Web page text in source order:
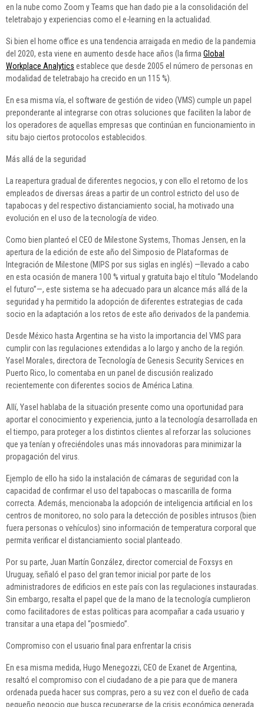
en la nube como Zoom y Teams que han dado pie a la consolidación del
teletrabajo y experiencias como el e-learning en la actualidad.
Si bien el home office es una tendencia arraigada en medio de la pandemia
del 2020, esta viene en aumento desde hace años (la firma Global
Workplace Analytics establece que desde 2005 el número de personas en
modalidad de teletrabajo ha crecido en un 115 %).
En esa misma vía, el software de gestión de video (VMS) cumple un papel
preponderante al integrarse con otras soluciones que faciliten la labor de
los operadores de aquellas empresas que continúan en funcionamiento in
situ bajo ciertos protocolos establecidos.
Más allá de la seguridad
La reapertura gradual de diferentes negocios, y con ello el retorno de los
empleados de diversas áreas a partir de un control estricto del uso de
tapabocas y del respectivo distanciamiento social, ha motivado una
evolución en el uso de la tecnología de video.
Como bien planteó el CEO de Milestone Systems, Thomas Jensen, en la
apertura de la edición de este año del Simposio de Plataformas de
Integración de Milestone (MIPS por sus siglas en inglés) —llevado a cabo
en esta ocasión de manera 100 % virtual y gratuita bajo el título “Modelando
el futuro”—, este sistema se ha adecuado para un alcance más allá de la
seguridad y ha permitido la adopción de diferentes estrategias de cada
socio en la adaptación a los retos de este año derivados de la pandemia.
Desde México hasta Argentina se ha visto la importancia del VMS para
cumplir con las regulaciones extendidas a lo largo y ancho de la región.
Yasel Morales, directora de Tecnología de Genesis Security Services en
Puerto Rico, lo comentaba en un panel de discusión realizado
recientemente con diferentes socios de América Latina.
Allí, Yasel hablaba de la situación presente como una oportunidad para
aportar el conocimiento y experiencia, junto a la tecnología desarrollada en
el tiempo, para proteger a los distintos clientes al reforzar las soluciones
que ya tenían y ofreciéndoles unas más innovadoras para minimizar la
propagación del virus.
Ejemplo de ello ha sido la instalación de cámaras de seguridad con la
capacidad de confirmar el uso del tapabocas o mascarilla de forma
correcta. Además, mencionaba la adopción de inteligencia artificial en los
centros de monitoreo, no solo para la detección de posibles intrusos (bien
fuera personas o vehículos) sino información de temperatura corporal que
permita verificar el distanciamiento social planteado.
Por su parte, Juan Martín González, director comercial de Foxsys en
Uruguay, señaló el paso del gran temor inicial por parte de los
administradores de edificios en este país con las regulaciones instauradas.
Sin embargo, resalta el papel que de la mano de la tecnología cumplieron
como facilitadores de estas políticas para acompañar a cada usuario y
transitar a una etapa del “posmiedo”.
Compromiso con el usuario final para enfrentar la crisis
En esa misma medida, Hugo Menegozzi, CEO de Exanet de Argentina,
resaltó el compromiso con el ciudadano de a pie para que de manera
ordenada pueda hacer sus compras, pero a su vez con el dueño de cada
pequeño negocio que busca recuperarse de la crisis económica generada